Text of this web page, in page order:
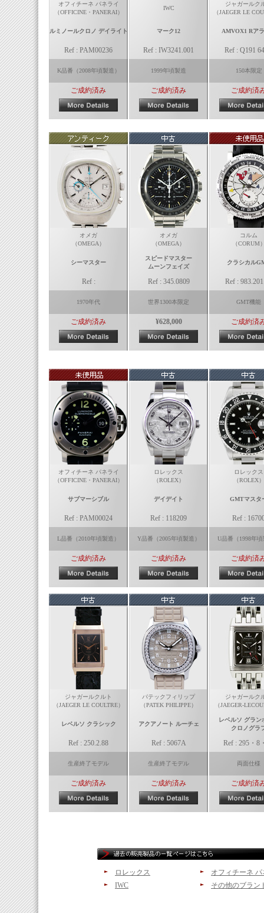
オフィチーネ パネライ
（OFFICINE・PANERAI）
ルミノールクロノ デイライト
Ref : PAM00236
K品番（2008年頃製造）
ご成約済み
IWC
マーク12
Ref : IW3241.001
1999年頃製造
ご成約済み
ジャガールク
（JAEGER LE
AMVOX1 Rア
Ref : Q191
150本限定
ご成約済
オメガ
（OMEGA）
シーマスター
Ref :
1970年代
ご成約済み
オメガ
（OMEGA）
スピードマスター
ムーンフェイズ
Ref : 345.0809
世界1300本限定
¥628,000
コルム
（CORUM
クラシカル
Ref :
GMT機能
ご成約済
オフィチーネ パネライ
（OFFICINE・PANERAI）
サブマーシブル
Ref : PAM00024
L品番（2010年頃製造）
ご成約済み
ロレックス
（ROLEX）
デイデイト
Ref : 118209
Y品番（2005年頃製造）
ご成約済み
ロレックス
（ROLEX）
GMTマスタ
Ref :
U品番（1998年
ご成約済
ジャガールクルト
（JAEGER LE COULTRE）
レベルソ クラシック
Ref : 250.2.88
生産終了モデル
ご成約済み
パテックフィリップ
（PATEK PHILIPPE）
アクアノート ルーチェ
Ref : 5067A
生産終了モデル
ご成約済み
ジャガールク
（JAEGER-
レベルソ グラン
クロノグラ
Ref : 295・8
両面仕様
ご成約済
ロレックス
オフィチーネ
IWC
その他のブラン